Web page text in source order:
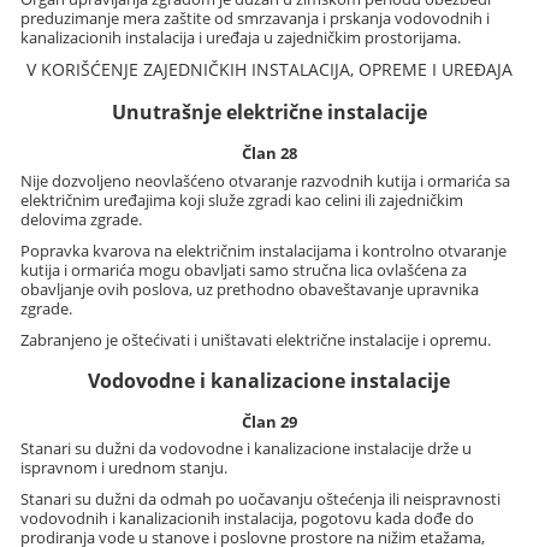
preduzimanje mera zaštite od smrzavanja i prskanja vodovodnih i
kanalizacionih instalacija i uređaja u zajedničkim prostorijama.
V KORIŠĆENJE ZAJEDNIČKIH INSTALACIJA, OPREME I UREĐAJA
Unutrašnje električne instalacije
Član 28
Nije dozvoljeno neovlašćeno otvaranje razvodnih kutija i ormarića sa
električnim uređajima koji služe zgradi kao celini ili zajedničkim
delovima zgrade.
Popravka kvarova na električnim instalacijama i kontrolno otvaranje
kutija i ormarića mogu obavljati samo stručna lica ovlašćena za
obavljanje ovih poslova, uz prethodno obaveštavanje upravnika
zgrade.
Zabranjeno je oštećivati i uništavati električne instalacije i opremu.
Vodovodne i kanalizacione instalacije
Član 29
Stanari su dužni da vodovodne i kanalizacione instalacije drže u
ispravnom i urednom stanju.
Stanari su dužni da odmah po uočavanju oštećenja ili neispravnosti
vodovodnih i kanalizacionih instalacija, pogotovu kada dođe do
prodiranja vode u stanove i poslovne prostore na nižim etažama,